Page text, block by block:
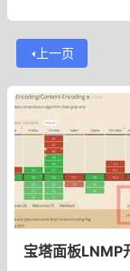
上一页